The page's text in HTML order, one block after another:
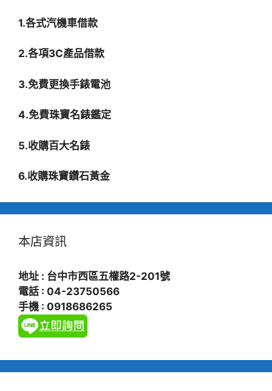
1.各式汽機車借款
2.各項3C產品借款
3.免費更換手錶電池
4.免費珠寶名錶鑑定
5.收購百大名錶
6.收購珠寶鑽石黃金
本店資訊
地址 : 台中市西區五權路2-201號
電話 : 04-23750566
手機 : 0918686265